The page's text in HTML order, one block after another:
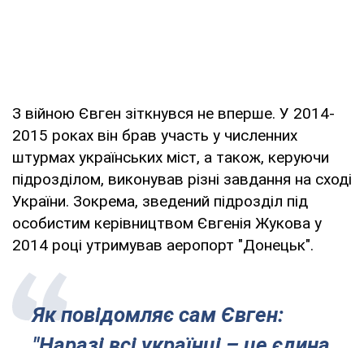
З війною Євген зіткнувся не вперше. У 2014-
2015 роках він брав участь у численних
штурмах українських міст, а також, керуючи
підрозділом, виконував різні завдання на сході
України. Зокрема, зведений підрозділ під
особистим керівництвом Євгенія Жукова у
2014 році утримував аеропорт "Донецьк".
Як повідомляє сам Євген: